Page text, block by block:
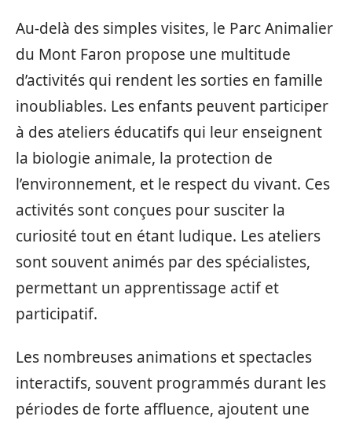
Au-delà des simples visites, le Parc Animalier
du Mont Faron propose une multitude
d’activités qui rendent les sorties en famille
inoubliables. Les enfants peuvent participer
à des ateliers éducatifs qui leur enseignent
la biologie animale, la protection de
l’environnement, et le respect du vivant. Ces
activités sont conçues pour susciter la
curiosité tout en étant ludique. Les ateliers
sont souvent animés par des spécialistes,
permettant un apprentissage actif et
participatif.
Les nombreuses animations et spectacles
interactifs, souvent programmés durant les
périodes de forte affluence, ajoutent une